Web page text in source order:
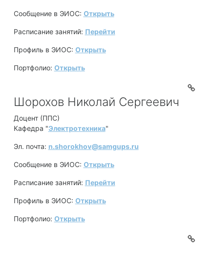
Сообщение в ЭИОС: Открыть
Расписание занятий: Перейти
Профиль в ЭИОС: Открыть
Портфолио: Открыть
Шорохов Николай Сергеевич
Доцент (ППС)
Кафедра "Электротехника"
Эл. почта: n.shorokhov@samgups.ru
Сообщение в ЭИОС: Открыть
Расписание занятий: Перейти
Профиль в ЭИОС: Открыть
Портфолио: Открыть